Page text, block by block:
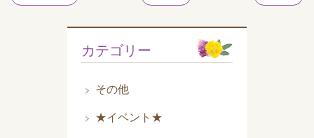
カテゴリー
その他
★イベント★